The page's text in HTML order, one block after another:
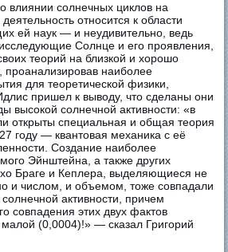
влиянии солнечных циклов на
относится к области
ей наук — и неудивительно, ведь
Солнце и его проявления,
теорий на близкой и хорошо
проанализировав наиболее
для теоретической физики,
пришел к выводу, что сделаны они
высокой солнечной активности: «в
открыты специальная и общая теория
году — квантовая механика с её
Создание наиболее
Эйнштейна, а также других
Браге и Кеплера, выделяющиеся не
и числом, и объемом, тоже совпадали
активности, причем
совпадения этих двух фактов
(0,0004)!» — сказал Григорий